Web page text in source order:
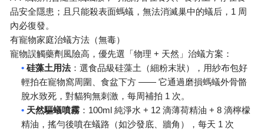
品安全隱患；且只能殺表面螞蟻，無法消滅巢中的蟻后， 1 周
內必復發。
有寵物家庭治蟻方法（無毒）
寵物誤觸藥劑風險高，優先選「物理 + 天然」治蟻方案：
•硅藻土用法：選食品級硅藻土（細粉末狀），用紗布包好
輕拍在寵物窩周圍、食盆下方 ——它通過磨損螞蟻外骨骼
脫水致死，對貓狗無刺激，每周補拍 1 次。
• 天然驅蟻噴霧 ： 100ml純淨水+ 12滴薄荷精油+ 8滴檸檬
精油，搖勻後噴在蟻路（如沙發底、牆角），每天 1 次